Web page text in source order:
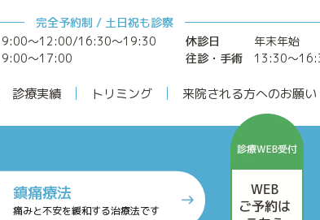
完全予約制 / 土日祝も診察
9:00〜12:00/16:30〜19:30
〜17:00
休診日
年末年始
往診・手術
13:30〜
診療実績 トリミング 来院される方へのお願い
鎮痛療法
痛みと不安を緩和する治療法です